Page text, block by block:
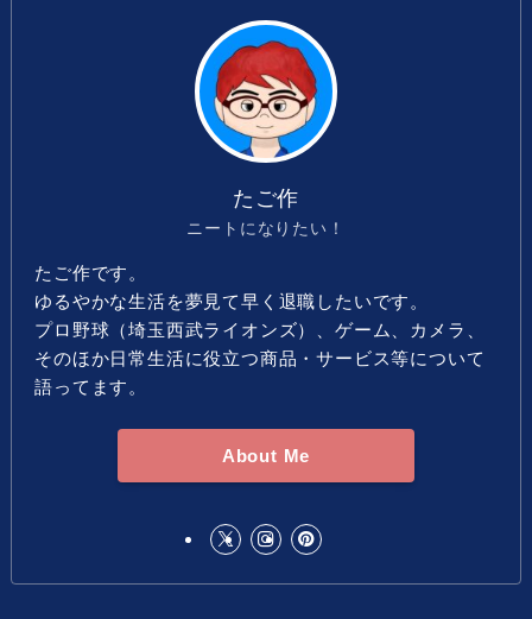
たご作
ニートになりたい！
たご作です。
ゆるやかな生活を夢見て早く退職したいです。
プロ野球（埼玉西武ライオンズ）、ゲーム、カメラ、
そのほか日常生活に役立つ商品・サービス等について
語ってます。
About Me